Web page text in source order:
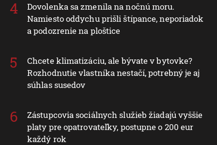
Dovolenka sa zmenila na nočnú moru.
Namiesto oddychu prišli štípance, neporiadok
a podozrenie na ploštice
Chcete klimatizáciu, ale bývate v bytovke?
Rozhodnutie vlastníka nestačí, potrebný je aj
súhlas susedov
Zástupcovia sociálnych služieb žiadajú vyššie
platy pre opatrovateľky, postupne o 200 eur
každý rok